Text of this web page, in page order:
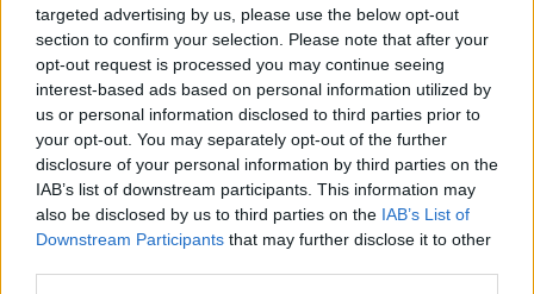
targeted advertising by us, please use the below opt-out
section to confirm your selection. Please note that after your
opt-out request is processed you may continue seeing
interest-based ads based on personal information utilized by
us or personal information disclosed to third parties prior to
your opt-out. You may separately opt-out of the further
disclosure of your personal information by third parties on the
IAB’s list of downstream participants. This information may
also be disclosed by us to third parties on the IAB’s List of
Downstream Participants that may further disclose it to other
HÍRDETÉS
LEGFRISSEBB
Helyi hírek
Amire többmillióan vártunk: szombattól
másodfokúra csökken a riasztás